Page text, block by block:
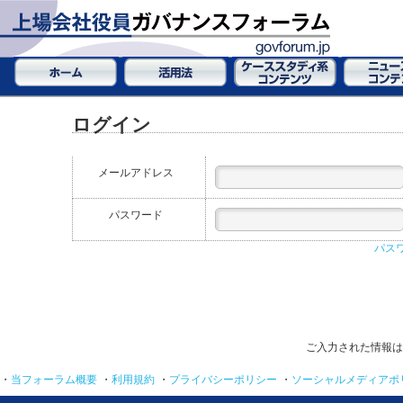
ログイン
メールアドレス
パスワード
パス
ご入力された情報
・ 当フォーラム概要 ・ 利用規約 ・ プライバシーポリシー ・ ソーシャルメディアポ